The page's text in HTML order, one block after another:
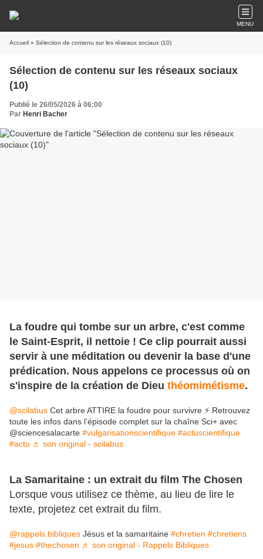
MENU
Accueil » Sélection de contenu sur les réseaux sociaux (10)
Sélection de contenu sur les réseaux sociaux
(10)
Publié le 26/05/2026 à 06:00
Par Henri Bacher
La foudre qui tombe sur un arbre, c'est comme
le Saint-Esprit, il nettoie ! Ce clip pourrait aussi
servir à une méditation ou devenir la base d'une
prédication. Nous appelons ce processus où on
s'inspire de la création de Dieu théomimétisme.
@scilabus Cet arbre ATTIRE la foudre pour survivre ⚡ Retrouvez
toute les infos dans l'épisode complet sur la chaîne Sci+ avec
@sciencesalacarte #vulgarisationscientifique #actuscientifique
#actu ♬ son original - scilabus
La Samaritaine : un extrait du film The Chosen
Lorsque vous utilisez ce thème, au lieu de lire le
texte, projetez cet extrait du film.
@rappels.bibliques Jésus et la samaritaine #chretien #chretiens
#jesus #thechosen ♬ son original - Rappels Bibliques